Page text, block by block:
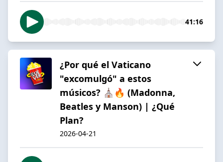
41:16
¿Por qué el Vaticano
"excomulgó" a estos
músicos? ⛪🔥 (Madonna,
Beatles y Manson) | ¿Qué
Plan?
2026-04-21